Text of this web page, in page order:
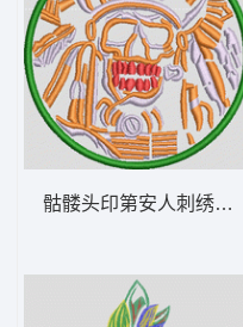
骷髅头印第安人刺绣徽